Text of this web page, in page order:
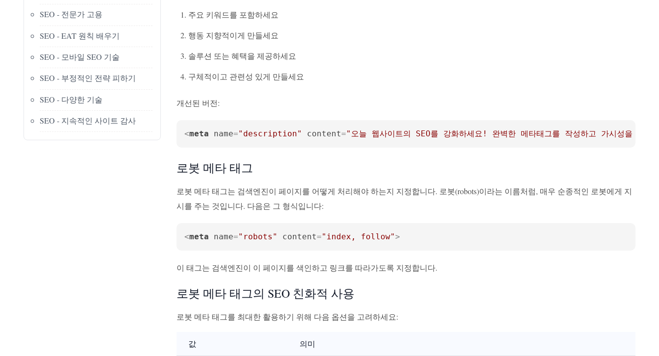
SEO - 전문가 고용
SEO - EAT 원칙 배우기
SEO - 모바일 SEO 기술
SEO - 부정적인 전략 피하기
SEO - 다양한 기술
SEO - 지속적인 사이트 감사
주요 키워드를 포함하세요
행동 지향적이게 만들세요
솔루션 또는 혜택을 제공하세요
구체적이고 관련성 있게 만들세요
개선된 버전:
<meta name="description" content="오늘 웹사이트의 SEO를 강화하세요! 완벽한 메타태그를 작성하고 가시성을
로봇 메타 태그
로봇 메타 태그는 검색엔진이 페이지를 어떻게 처리해야 하는지 지정합니다. 로봇(robots)이라는 이름처럼, 매우 순종적인 로봇에게 지
시를 주는 것입니다. 다음은 그 형식입니다:
<meta name="robots" content="index, follow">
이 태그는 검색엔진이 이 페이지를 색인하고 링크를 따라가도록 지정합니다.
로봇 메타 태그의 SEO 친화적 사용
로봇 메타 태그를 최대한 활용하기 위해 다음 옵션을 고려하세요:
값 의미